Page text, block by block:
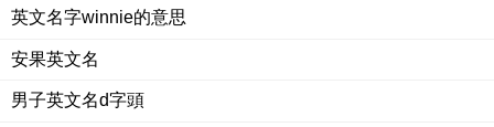
英文名字winnie的意思
安果英文名
男子英文名d字頭